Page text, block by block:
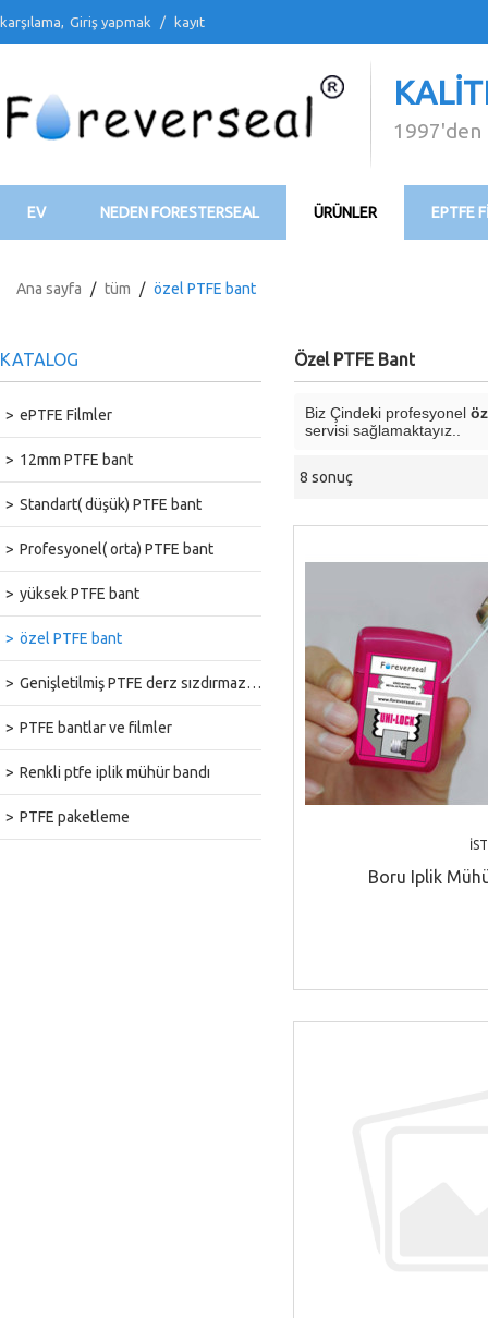
karşılama, Giriş yapmak / kayıt
1997'den
EV NEDEN FORESTERSEAL ÜRÜNLER EPTFE
Ana sayfa
/ tüm / özel PTFE bant
KATALOG
ePTFE Filmler
12mm PTFE bant
Standart( düşük) PTFE bant
Profesyonel( orta) PTFE bant
yüksek PTFE bant
özel PTFE bant
Genişletilmiş PTFE derz sızdırmazlık bandı
PTFE bantlar ve filmler
Renkli ptfe iplik mühür bandı
PTFE paketleme
Özel PTFE Bant
Biz Çindeki profesyonel
servisi sağlamaktayız..
8 sonuç
vitrin
Boru Iplik